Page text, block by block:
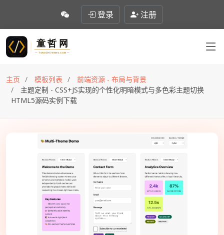
登录 注册
主页 模板列表
前端资源 - 布局与背景
主题定制 - CSS+JS实现的个性化明暗模式与多色彩主题切换
HTML5源码实例下载